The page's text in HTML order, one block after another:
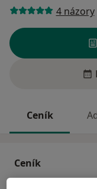
4 názory
Ceník
Ceník